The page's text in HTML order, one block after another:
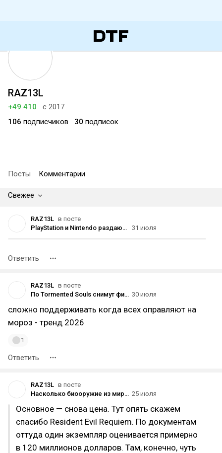
RAZ13L
+49 410
с 2017
106 подписчиков 30 подписок
Посты Комментарии
Свежее
RAZ13L в посте
PlayStation и Nintendo раздают деньги в США. И пустые компьютеры на витринах.
31 июля
Ответить
RAZ13L в посте
По Tormented Souls снимут фильм или сериал 30 июля
сложно поддерживать когда всех оправляют на
мороз - тренд 2026
1
Ответить
RAZ13L в посте
Насколько биооружие из мира Resident Evil вообще эффективно? Сравниваю цену и мощь разработок Umbrella с танками, авиацией и флотом 25 июля
Основное — снова цена. Тут опять скажем
спасибо Resident Evil Requiem. По документам
оттуда один экземпляр оценивается примерно
в 120 миллионов долларов. Там, конечно, чуть